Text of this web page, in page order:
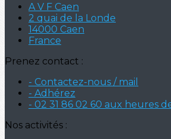
A V F Caen
2 quai de la Londe
14000 Caen
France
Prenez contact :
- Contactez-nous / mail
- Adhérez
- 02 31 86 02 60 aux heures
Nos activités :